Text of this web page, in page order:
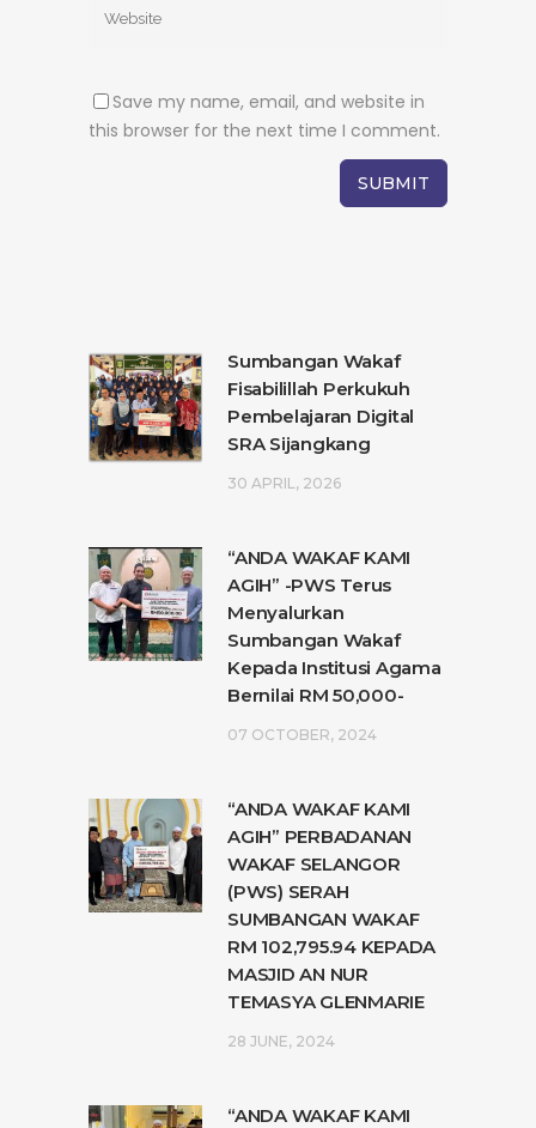
Save my name, email, and website in
this browser for the next time I comment.
Sumbangan Wakaf
Fisabilillah Perkukuh
Pembelajaran Digital
SRA Sijangkang
30 APRIL, 2026
“ANDA WAKAF KAMI
AGIH” -PWS Terus
Menyalurkan
Sumbangan Wakaf
Kepada Institusi Agama
Bernilai RM 50,000-
07 OCTOBER, 2024
“ANDA WAKAF KAMI
AGIH” PERBADANAN
WAKAF SELANGOR
(PWS) SERAH
SUMBANGAN WAKAF
RM 102,795.94 KEPADA
MASJID AN NUR
TEMASYA GLENMARIE
28 JUNE, 2024
“ANDA WAKAF KAMI